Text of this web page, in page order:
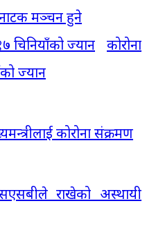
नाटक मञ्चन हुने
कोरोना
ज्यान
कोरोना संक्रमण
राखेको अस्थायी